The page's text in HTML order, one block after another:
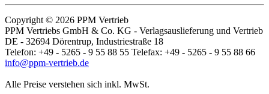
Copyright © 2026 PPM Vertrieb
PPM Vertriebs GmbH & Co. KG - Verlagsauslieferung und Vertrieb
DE - 32694 Dörentrup, Industriestraße 18
Telefon: +49 - 5265 - 9 55 88 55 Telefax: +49 - 5265 - 9 55 88 66
info@ppm-vertrieb.de
Alle Preise verstehen sich inkl. MwSt.